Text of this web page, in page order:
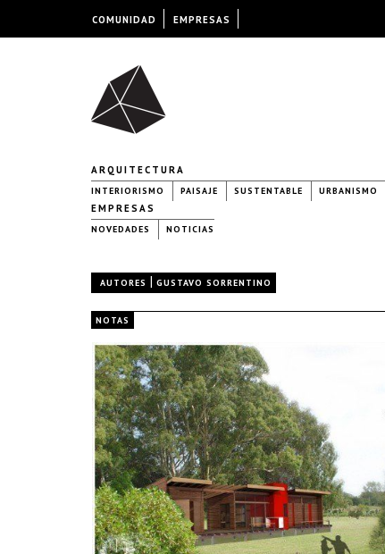
ARQUITECTURA
INTERIORISMO PAISAJE SUSTENTABLE URBANISMO
EMPRESAS
NOVEDADES NOTICIAS
AUTORES | GUSTAVO SORRENTINO
NOTAS
COMUNIDAD EMPRESAS